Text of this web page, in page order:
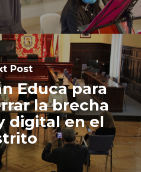
Post
Educa para
la brecha
digital en el